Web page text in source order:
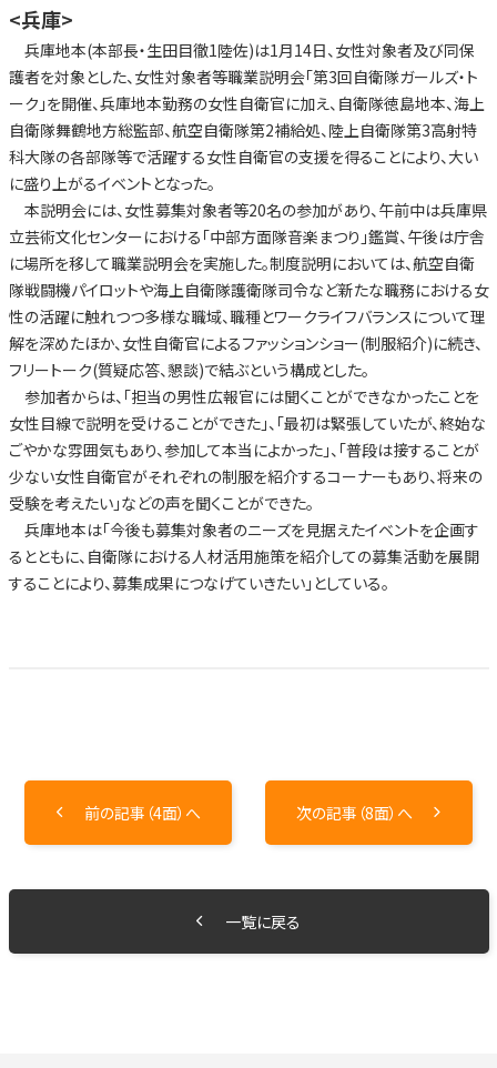
<兵庫>
兵庫地本(本部長・生田目徹1陸佐)は1月14日、女性対象者及び同保
護者を対象とした、女性対象者等職業説明会「第3回自衛隊ガールズ・ト
ーク」を開催、兵庫地本勤務の女性自衛官に加え、自衛隊徳島地本、海上
自衛隊舞鶴地方総監部、航空自衛隊第2補給処、陸上自衛隊第3高射特
科大隊の各部隊等で活躍する女性自衛官の支援を得ることにより、大い
に盛り上がるイベントとなった。
本説明会には、女性募集対象者等20名の参加があり、午前中は兵庫県
立芸術文化センターにおける「中部方面隊音楽まつり」鑑賞、午後は庁舎
に場所を移して職業説明会を実施した。制度説明においては、航空自衛
隊戦闘機パイロットや海上自衛隊護衛隊司令など新たな職務における女
性の活躍に触れつつ多様な職域、職種とワークライフバランスについて理
解を深めたほか、女性自衛官によるファッションショー(制服紹介)に続き、
フリートーク(質疑応答、懇談)で結ぶという構成とした。
参加者からは、「担当の男性広報官には聞くことができなかったことを
女性目線で説明を受けることができた」、「最初は緊張していたが、終始な
ごやかな雰囲気もあり、参加して本当によかった」、「普段は接することが
少ない女性自衛官がそれぞれの制服を紹介するコーナーもあり、将来の
受験を考えたい」などの声を聞くことができた。
兵庫地本は「今後も募集対象者のニーズを見据えたイベントを企画す
るとともに、自衛隊における人材活用施策を紹介しての募集活動を展開
することにより、募集成果につなげていきたい」としている。
前の記事（4面）へ 次の記事（8面）へ
一覧に戻る